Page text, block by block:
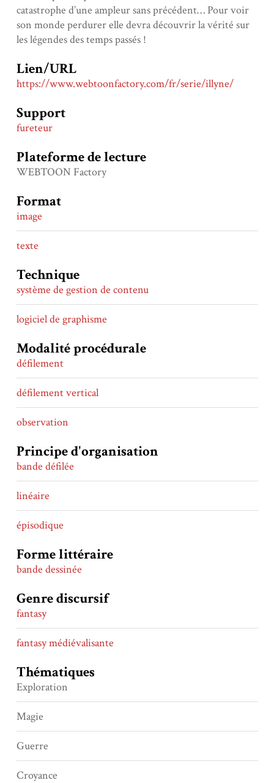
catastrophe d’une ampleur sans précédent… Pour voir
son monde perdurer elle devra découvrir la vérité sur
les légendes des temps passés !
Lien/URL
https://www.webtoonfactory.com/fr/serie/illyne/
Support
fureteur
Plateforme de lecture
WEBTOON Factory
Format
image
texte
Technique
système de gestion de contenu
logiciel de graphisme
Modalité procédurale
défilement
défilement vertical
observation
Principe d'organisation
bande défilée
linéaire
épisodique
Forme littéraire
bande dessinée
Genre discursif
fantasy
fantasy médiévalisante
Thématiques
Exploration
Magie
Guerre
Croyance